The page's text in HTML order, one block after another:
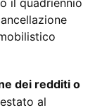
dei redditi o
al